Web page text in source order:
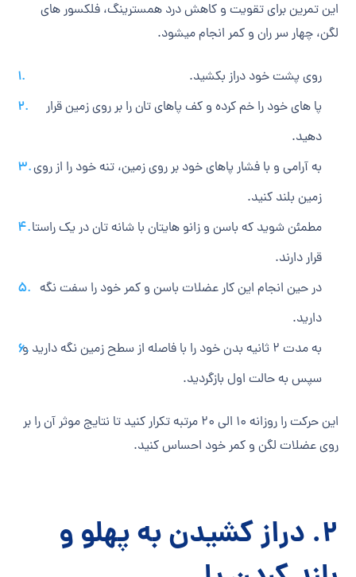
این تمرین برای تقویت و کاهش درد همسترینگ، فلکسور های
لگن، چهار سر ران و کمر انجام می‎شود.
روی پشت خود دراز بکشید.
پا های خود را خم کرده و کف پاهای تان را بر روی زمین قرار
دهید.
به آرامی و با فشار پاهای خود بر روی زمین، تنه خود را از روی
زمین بلند کنید.
مطمئن شوید که باسن و زانو هایتان با شانه تان در یک راستا
قرار دارند.
در حین انجام این کار عضلات باسن و کمر خود را سفت نگه
دارید.
به مدت 2 ثانیه بدن خود را با فاصله از سطح زمین نگه دارید و
سپس به حالت اول بازگردید.
این حرکت را روزانه 10 الی 20 مرتبه تکرار کنید تا نتایج موثر آن را بر
روی عضلات لگن و کمر خود احساس کنید.
2. دراز کشیدن به پهلو و